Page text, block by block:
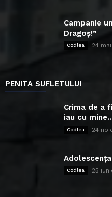
Campanie
Dragoș!”
Codlea 24
PENITA SUFLETULUI
Crima de a
iau cu
Codlea 24
Codlea 25